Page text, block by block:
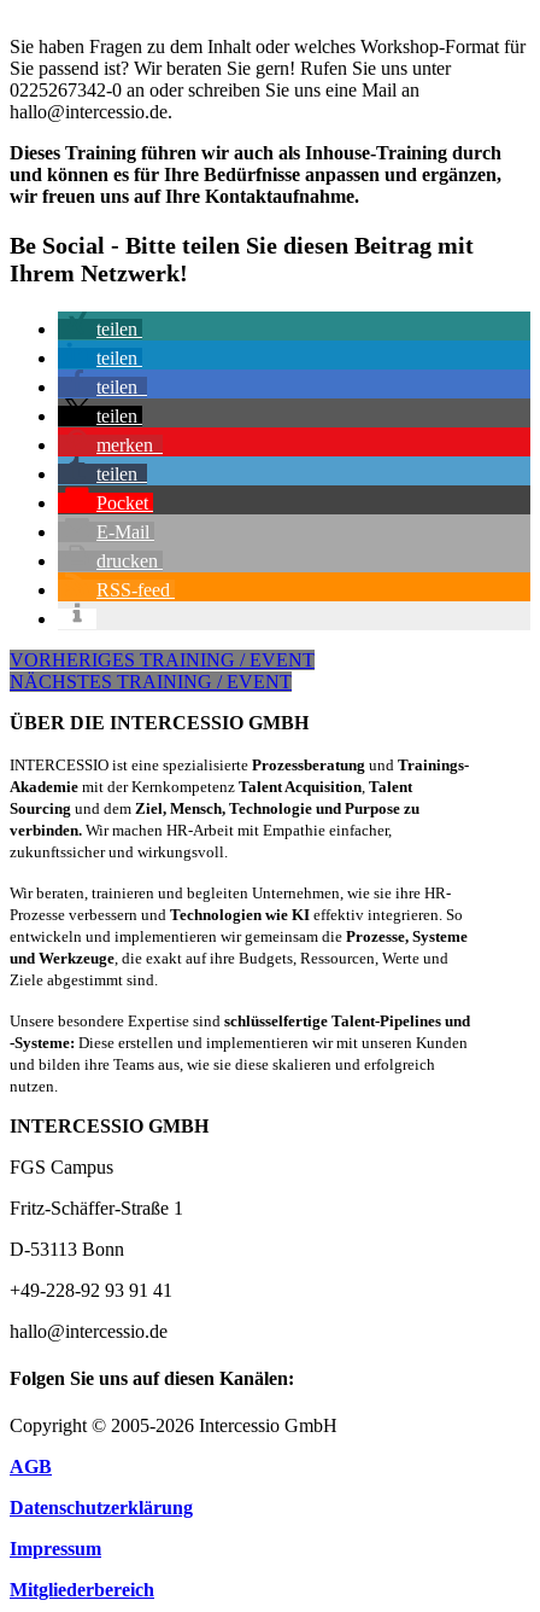
Sie haben Fragen zu dem Inhalt oder welches Workshop-Format für
Sie passend ist? Wir beraten Sie gern! Rufen Sie uns unter
0225267342-0 an oder schreiben Sie uns eine Mail an
hallo@intercessio.de.
Dieses Training führen wir auch als Inhouse-Training durch
und können es für Ihre Bedürfnisse anpassen und ergänzen,
wir freuen uns auf Ihre Kontaktaufnahme.
Be Social - Bitte teilen Sie diesen Beitrag mit
Ihrem Netzwerk!
teilen
teilen
teilen
teilen
merken
teilen
Pocket
E-Mail
drucken
RSS-feed
VORHERIGES TRAINING / EVENT
NÄCHSTES TRAINING / EVENT
ÜBER DIE INTERCESSIO GMBH
INTERCESSIO ist eine spezialisierte Prozessberatung und Trainings-
Akademie mit der Kernkompetenz Talent Acquisition Talent
Sourcing und dem Ziel, Mensch, Technologie und Purpose zu
verbinden. Wir machen HR-Arbeit mit Empathie einfacher,
zukunftssicher und wirkungsvoll.
Wir beraten, trainieren und begleiten Unternehmen, wie sie ihre HR-
Prozesse verbessern und Technologien wie KI effektiv integrieren. So
entwickeln und implementieren wir gemeinsam die Prozesse, Systeme
und Werkzeuge , die exakt auf ihre Budgets, Ressourcen, Werte und
Ziele abgestimmt sind.
Unsere besondere Expertise sind schlüsselfertige Talent-Pipelines und
-Systeme: Diese erstellen und implementieren wir mit unseren Kunden
und bilden ihre Teams aus, wie sie diese skalieren und erfolgreich
nutzen.
INTERCESSIO GMBH
FGS Campus
Fritz-Schäffer-Straße 1
D-53113 Bonn
+49-228-92 93 91 41
hallo@intercessio.de
Folgen Sie uns auf diesen Kanälen:
Copyright © 2005-2026 Intercessio GmbH
AGB
Datenschutzerklärung
Impressum
Mitgliederbereich